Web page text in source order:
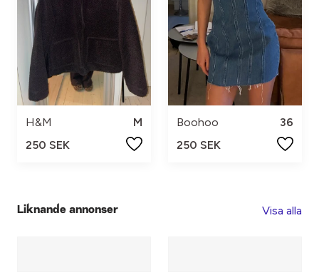
H&M
M
250 SEK
Boohoo
36
250 SEK
Liknande annonser Visa alla